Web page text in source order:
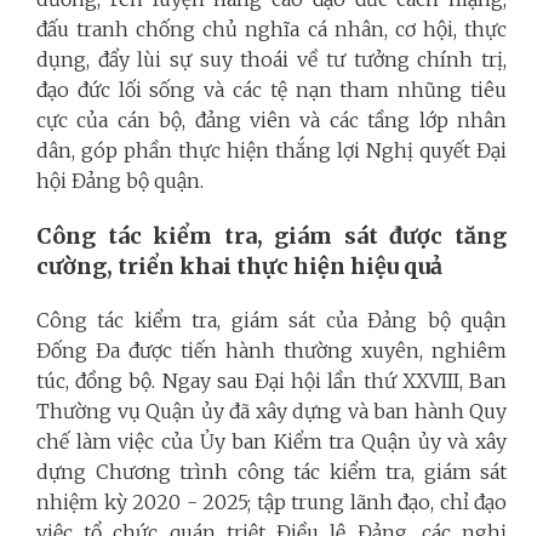
đấu tranh chống chủ nghĩa cá nhân, cơ hội, thực
dụng, đẩy lùi sự suy thoái về tư tưởng chính trị,
đạo đức lối sống và các tệ nạn tham nhũng tiêu
cực của cán bộ, đảng viên và các tầng lớp nhân
dân, góp phần thực hiện thắng lợi Nghị quyết Đại
hội Đảng bộ quận.
Công tác kiểm tra, giám sát được tăng
cường, triển khai thực hiện hiệu quả
Công tác kiểm tra, giám sát của Đảng bộ quận
Đống Đa được tiến hành thường xuyên, nghiêm
túc, đồng bộ. Ngay sau Đại hội lần thứ XXVIII, Ban
Thường vụ Quận ủy đã xây dựng và ban hành Quy
chế làm việc của Ủy ban Kiểm tra Quận ủy và xây
dựng Chương trình công tác kiểm tra, giám sát
nhiệm kỳ 2020 - 2025; tập trung lãnh đạo, chỉ đạo